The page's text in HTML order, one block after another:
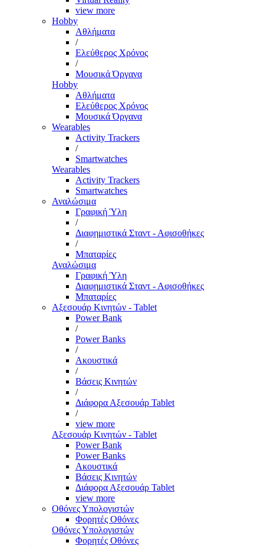
view more
Hobby
Αθλήματα
/
Ελεύθερος Χρόνος
/
Μουσικά Όργανα
Hobby
Αθλήματα
Ελεύθερος Χρόνος
Μουσικά Όργανα
Wearables
Activity Trackers
/
Smartwatches
Wearables
Activity Trackers
Smartwatches
Αναλώσιμα
Γραφική Ύλη
/
Διαφημιστικά Σταντ - Αφισοθήκες
/
Μπαταρίες
Αναλώσιμα
Γραφική Ύλη
Διαφημιστικά Σταντ - Αφισοθήκες
Μπαταρίες
Αξεσουάρ Κινητών - Tablet
Power Bank
/
Power Banks
/
Ακουστικά
/
Βάσεις Κινητών
/
Διάφορα Αξεσουάρ Tablet
/
view more
Αξεσουάρ Κινητών - Tablet
Power Bank
Power Banks
Ακουστικά
Βάσεις Κινητών
Διάφορα Αξεσουάρ Tablet
view more
Οθόνες Υπολογιστών
Φορητές Οθόνες
Οθόνες Υπολογιστών
Φορητές Οθόνες